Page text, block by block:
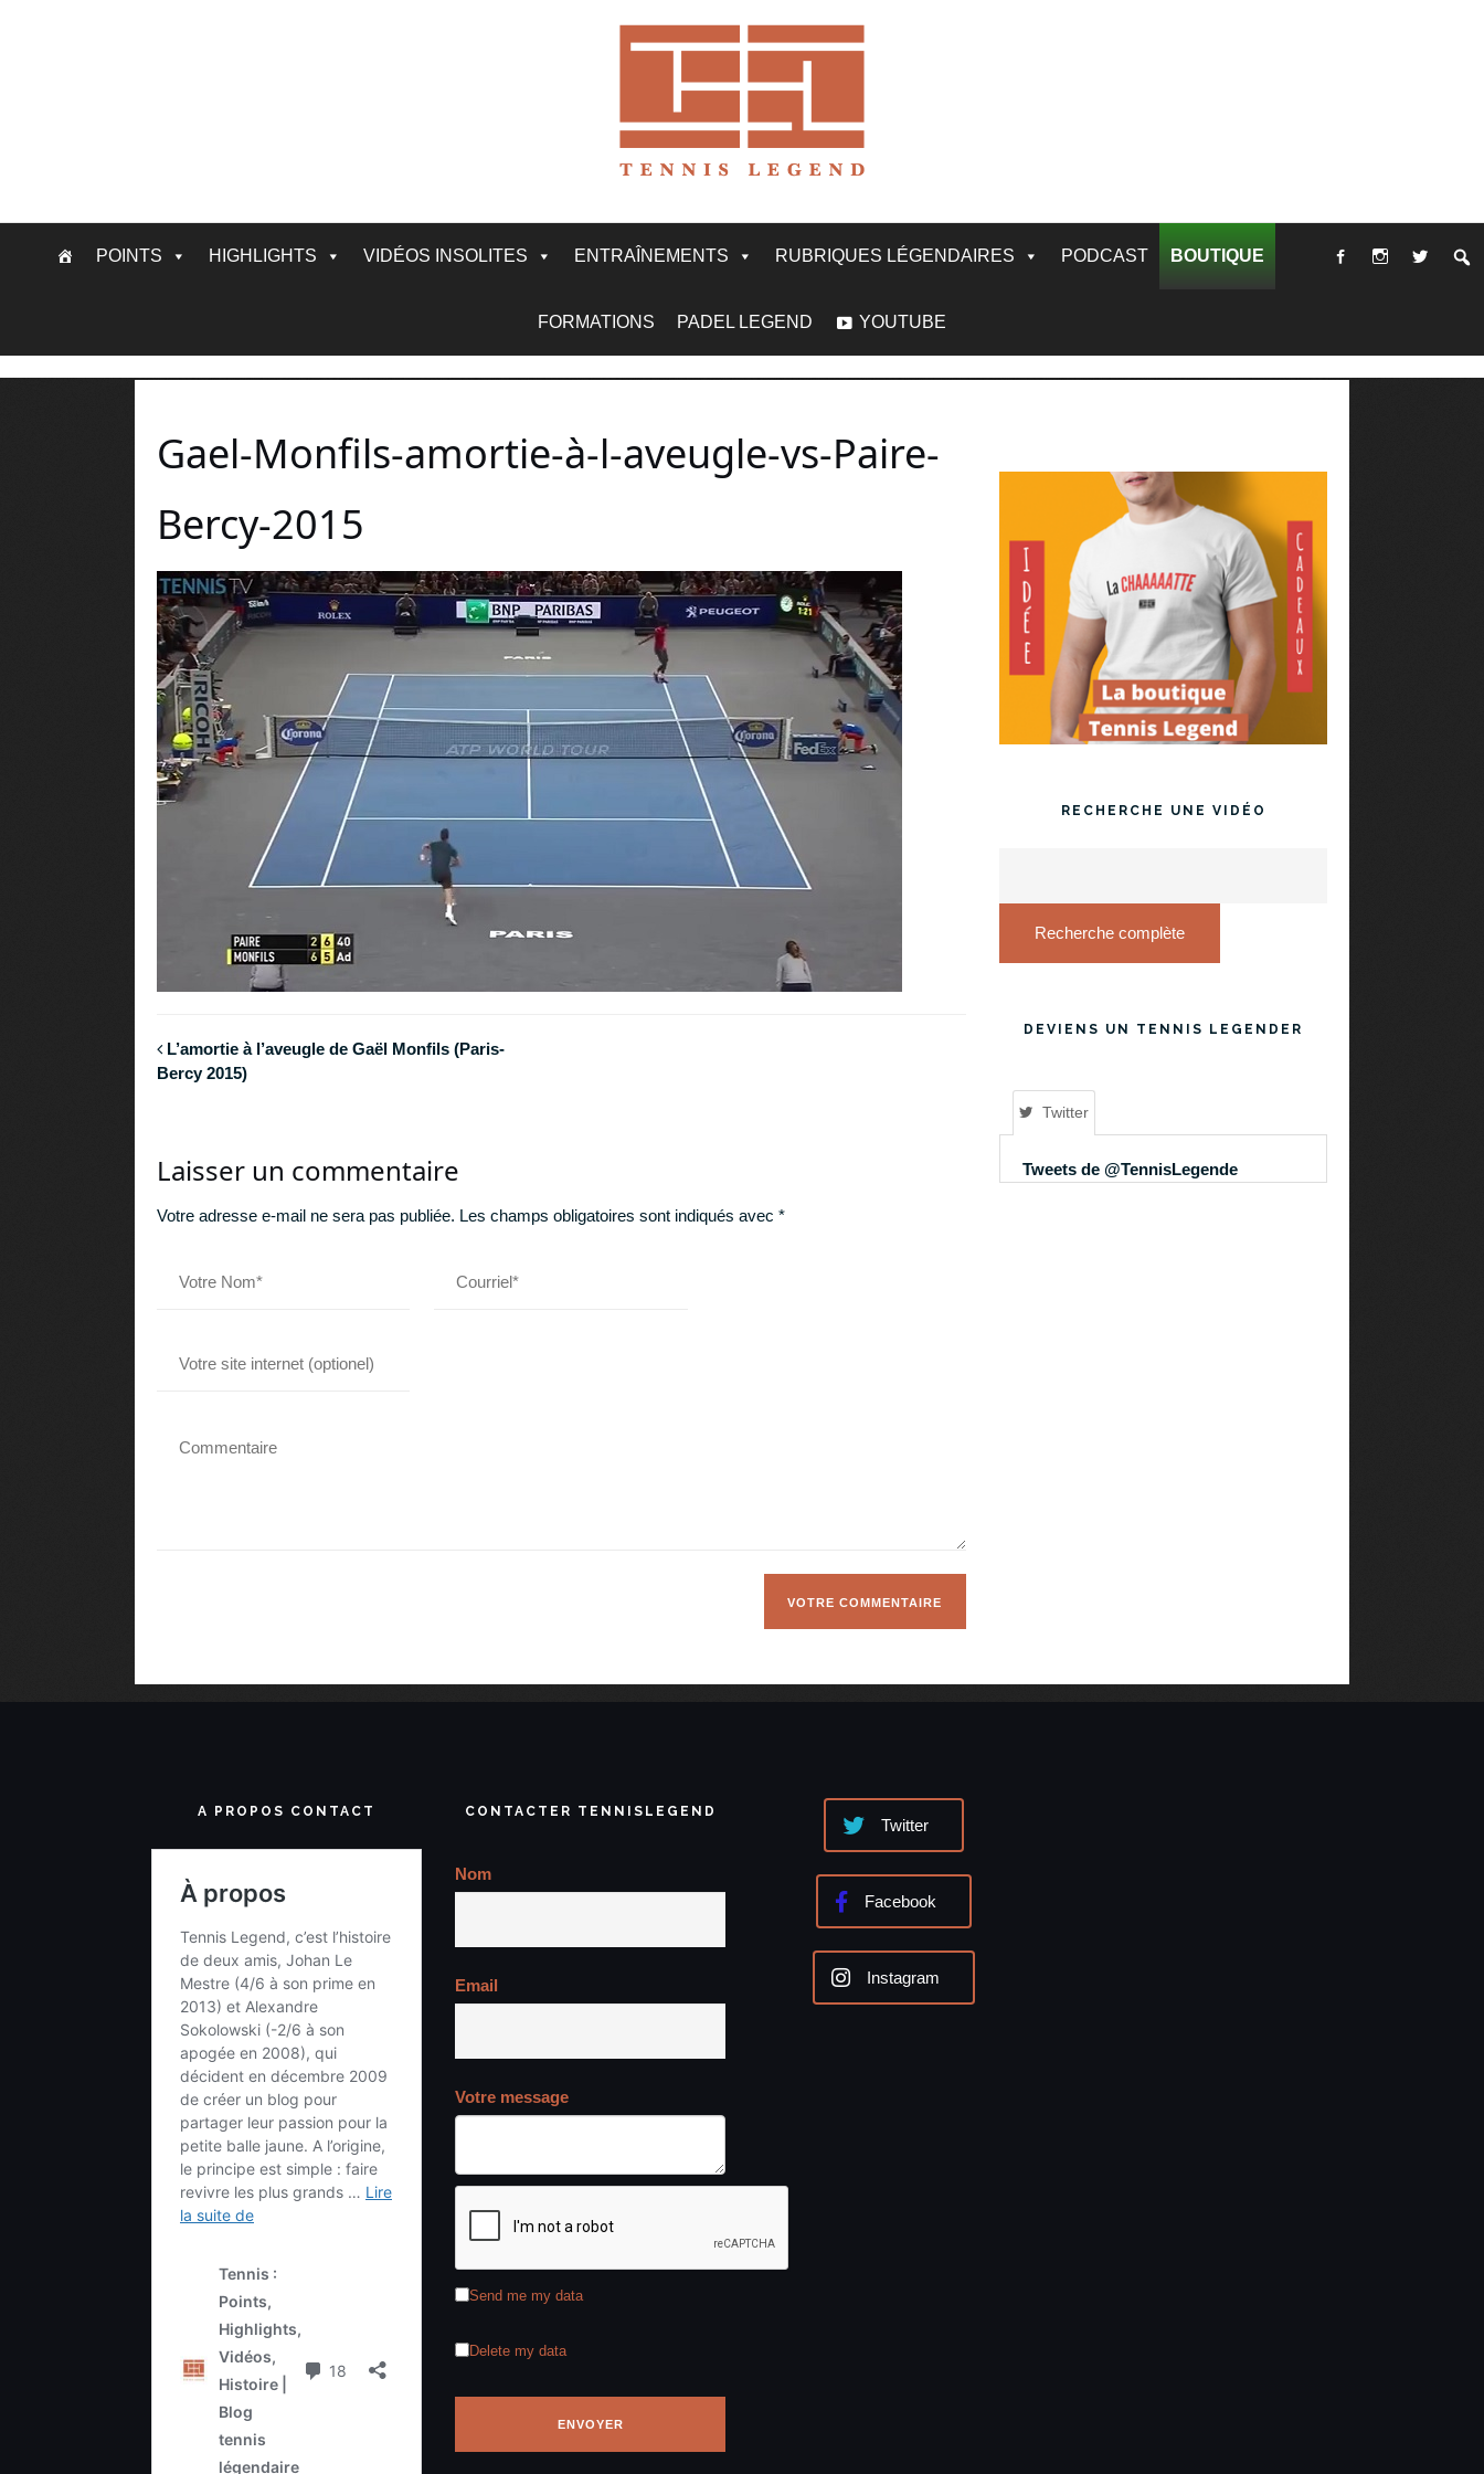
POINTS HIGHLIGHTS VIDÉOS INSOLITES ENTRAÎNEMENTS RUBRIQUES LÉGENDAIRES PODCAST BOUTIQUE
FORMATIONS PADEL LEGEND YOUTUBE
Gael-Monfils-amortie-à-l-aveugle-vs-Paire-
Bercy-2015
L’amortie à l’aveugle de Gaël Monfils (Paris-
Bercy 2015)
Laisser un commentaire
Votre adresse e-mail ne sera pas publiée. Les champs obligatoires sont indiqués avec *
RECHERCHE UNE VIDÉO
Recherche complète
DEVIENS UN TENNIS LEGENDER
Twitter
Tweets de @TennisLegende
A PROPOS CONTACT CONTACTER TENNISLEGEND
Nom
Email
Votre message
Send me my data
Delete my data
Twitter
Facebook
Instagram